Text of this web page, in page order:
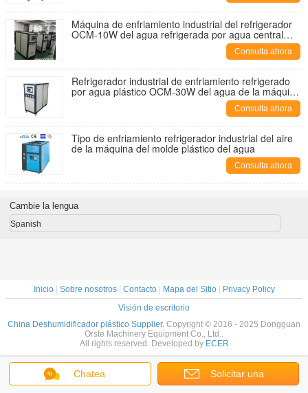
Máquina de enfriamiento industrial del refrigerador
OCM-10W del agua refrigerada por agua central
plástica para la refrigeración del moldeConsulta ahora
Refrigerador industrial de enfriamiento refrigerado
por agua plástico OCM-30W del agua de la máquina
Consulta ahora
Tipo de enfriamiento refrigerador industrial del aire
de la máquina del molde plástico del agua
Consulta ahora
Chatea Solicitar una
Cambie la lengua
Spanish
Inicio| Sobre nosotros| Contacto| Mapa del Sitio|
Privacy Policy
Visión de escritorio
China Deshumidificador plástico Supplier. Copyright © 2016 - 2025 Dongguan
Orste Machinery Equipment Co., Ltd..
All rights reserved. Developed by ECER